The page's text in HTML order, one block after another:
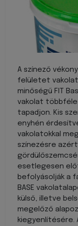
A színező
felületet
minőségű FIT
vakolat
tapadjon. Kis
enyhén
vakolatokkal
színezésre
esetlegesen
befolyásolják a
BASE
külső, illetve
megelőző
kiegyenlítésére.